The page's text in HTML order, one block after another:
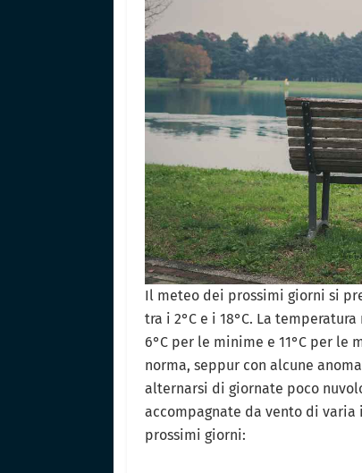
Il meteo dei prossimi giorni si
tra i 2°C e i 18°C. La
6°C per le minime e 11°C per
norma, seppur con alcune
alternarsi di giornate poco
accompagnate da vento di
prossimi giorni: